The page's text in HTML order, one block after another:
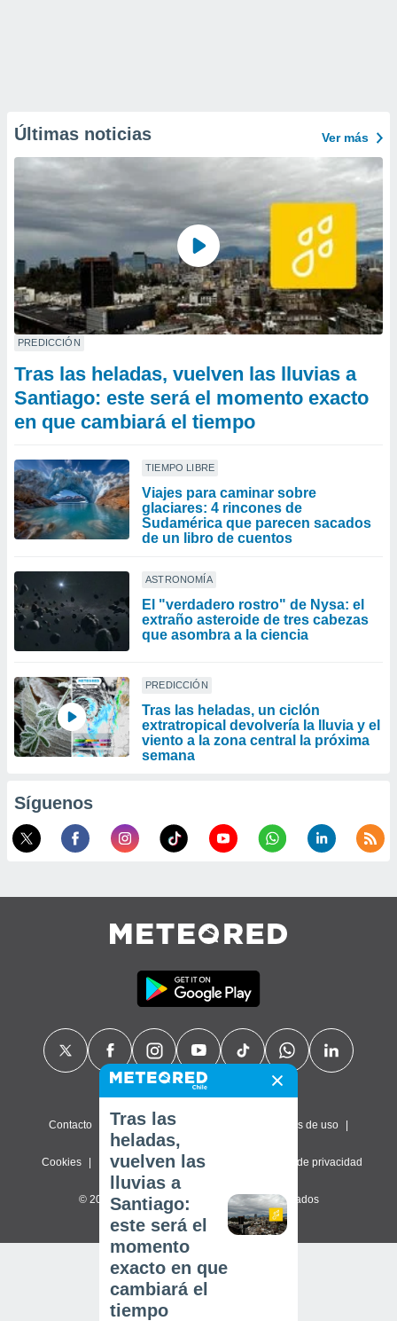
Últimas noticias Ver más
PREDICCIÓN
Tras las heladas, vuelven las lluvias a
Santiago: este será el momento exacto
en que cambiará el tiempo
TIEMPO LIBRE
Viajes para caminar sobre
glaciares: 4 rincones de
Sudamérica que parecen sacados
de un libro de cuentos
ASTRONOMÍA
El "verdadero rostro" de Nysa: el
extraño asteroide de tres cabezas
que asombra a la ciencia
PREDICCIÓN
Tras las heladas, un ciclón
extratropical devolvería la lluvia y el
viento a la zona central la próxima
semana
Síguenos
Contacto Sobre nosotros Términos de uso
Cookies Política de privacidad Configuración de privacidad
© 2026 Meteored. Todos los derechos reservados
Tras las
heladas,
vuelven las
lluvias a
Santiago:
este será el
momento
exacto en que
cambiará el
tiempo